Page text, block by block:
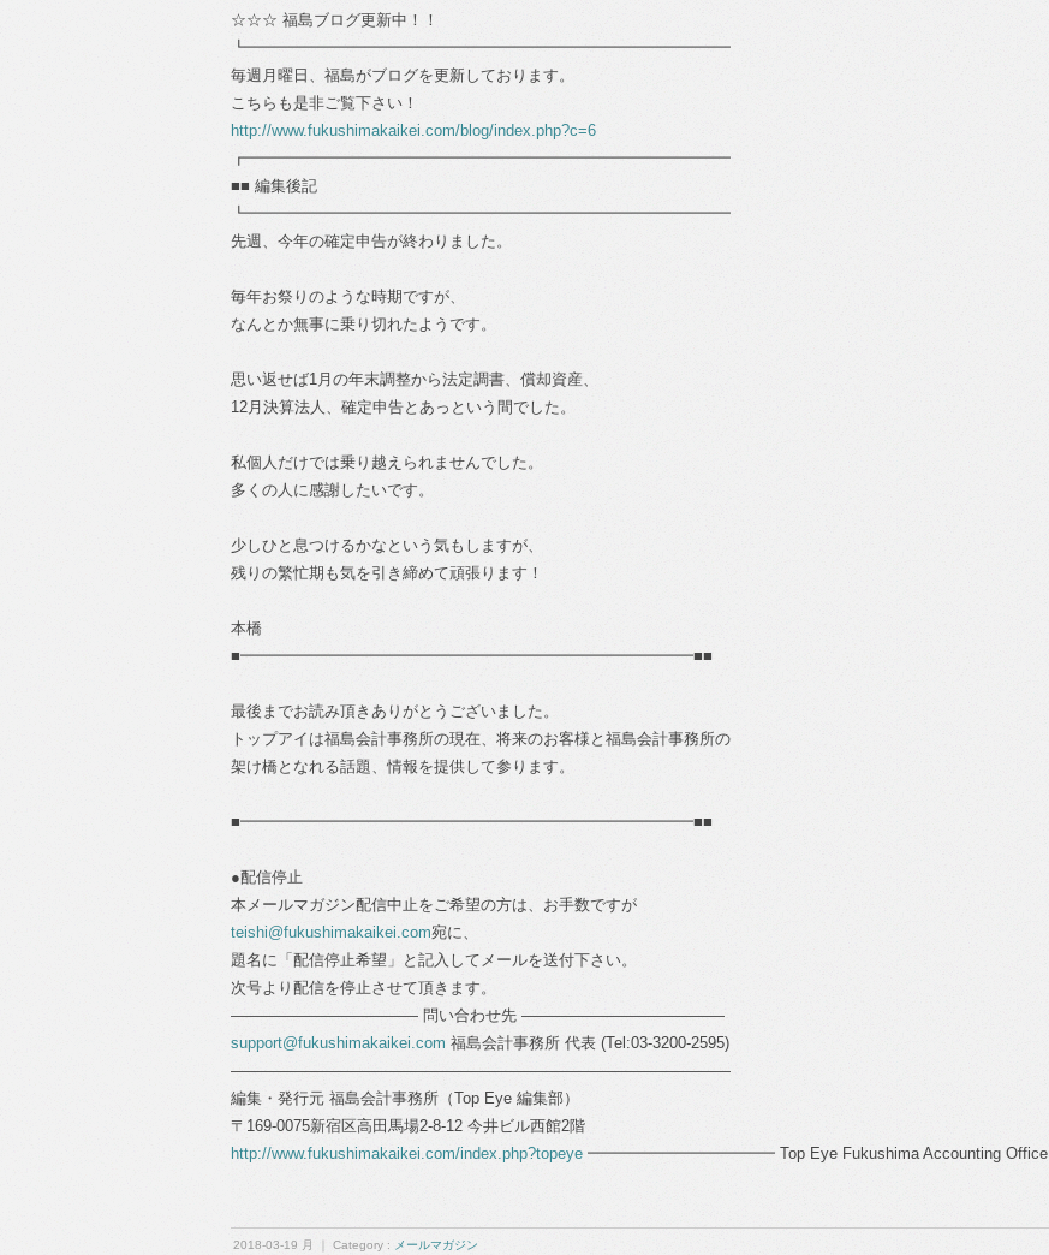
☆☆☆ 福島ブログ更新中！！
┗━━━━━━━━━━━━━━━━━━━━━━━━━━━━━━━
毎週月曜日、福島がブログを更新しております。
こちらも是非ご覧下さい！
http://www.fukushimakaikei.com/blog/index.php?c=6
┏━━━━━━━━━━━━━━━━━━━━━━━━━━━━━━━
■■ 編集後記
┗━━━━━━━━━━━━━━━━━━━━━━━━━━━━━━━
先週、今年の確定申告が終わりました。
毎年お祭りのような時期ですが、
なんとか無事に乗り切れたようです。
思い返せば1月の年末調整から法定調書、償却資産、
12月決算法人、確定申告とあっという間でした。
私個人だけでは乗り越えられませんでした。
多くの人に感謝したいです。
少しひと息つけるかなという気もしますが、
残りの繁忙期も気を引き締めて頑張ります！
本橋
■━━━━━━━━━━━━━━━━━━━━━━━━━━━━━■■
最後までお読み頂きありがとうございました。
トップアイは福島会計事務所の現在、将来のお客様と福島会計事務所の
架け橋となれる話題、情報を提供して参ります。
■━━━━━━━━━━━━━━━━━━━━━━━━━━━━━■■
●配信停止
本メールマガジン配信中止をご希望の方は、お手数ですが
teishi@fukushimakaikei.com宛に、
題名に「配信停止希望」と記入してメールを送付下さい。
次号より配信を停止させて頂きます。
―――――――――――― 問い合わせ先 ―――――――――――――
support@fukushimakaikei.com 福島会計事務所 代表 (Tel:03-3200-2595)
――――――――――――――――――――――――――――――――
編集・発行元 福島会計事務所（Top Eye 編集部）
〒169-0075新宿区高田馬場2-8-12 今井ビル西館2階
http://www.fukushimakaikei.com/index.php?topeye ━━━━━━━━━━━━ Top Eye Fukushima Accounting Office
2018-03-19 月 ｜ Category : メールマガジン